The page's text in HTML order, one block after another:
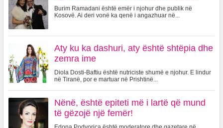
Burim Ramadani është emër i njohur dhe publik në
Kosovë. Ai deri vonë ka qenë i angazhuar në...
Aty ku ka dashuri, aty është shtëpia dhe
zemra ime
Diola Dosti-Baftiu është nutriciste shumë e njohur. E lindur
në Tiranë, por e martuar në Prishtinë...
Nënë, është epiteti më i lartë që mund
të gëzojë një femër!